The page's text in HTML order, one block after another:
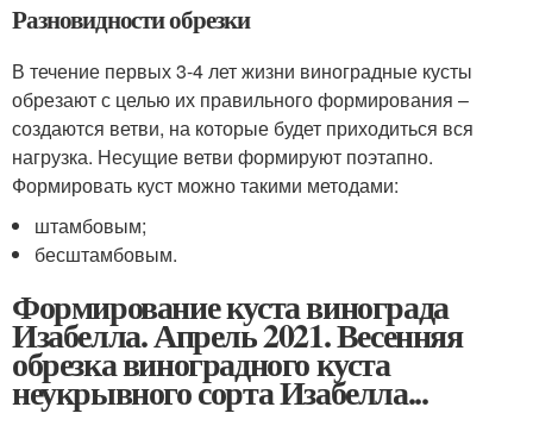
Разновидности обрезки
В течение первых 3-4 лет жизни виноградные кусты
обрезают с целью их правильного формирования –
создаются ветви, на которые будет приходиться вся
нагрузка. Несущие ветви формируют поэтапно.
Формировать куст можно такими методами:
штамбовым;
бесштамбовым.
Формирование куста винограда
Изабелла. Апрель 2021. Весенняя
обрезка виноградного куста
неукрывного сорта Изабелла...